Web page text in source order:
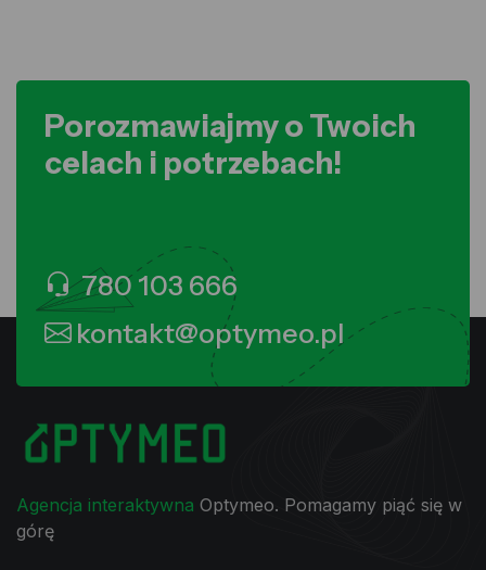
Porozmawiajmy o Twoich
celach i potrzebach!
780 103 666
kontakt@optymeo.pl
Agencja interaktywna Optymeo. Pomagamy piąć się w
górę